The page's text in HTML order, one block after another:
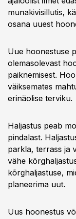
munakivisillutis,
osana uuest
Uue hoonestuse
olemasolevast
paiknemisest.
väiksemates
erinäolise terviku.
Haljastus peab
pindalast.
parkla, terrass ja
vähe
kõrghaljastuse,
planeerima uut.
Uus hoonestus